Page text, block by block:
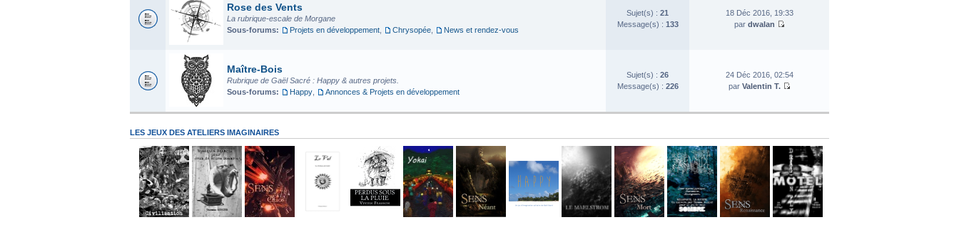
Rose des Vents
La rubrique-escale de Morgane
Sous-forums:
Projets en développement Chrysopée News et rendez-vous
Sujet(s) : 21
Message(s) : 133
18 Déc 2016, 19:33
par dwalan
Maître-Bois
Rubrique de Gaël Sacré : Happy & autres projets.
Sous-forums:
Happy Annonces & Projets en développement
Sujet(s) : 26
Message(s) : 226
24 Déc 2016, 02:54
par Valentin T.
LES JEUX DES ATELIERS IMAGINAIRES